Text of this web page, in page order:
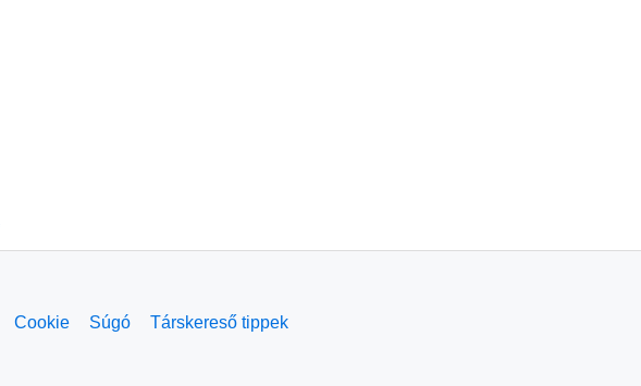
Cookie Súgó Társkereső tippek